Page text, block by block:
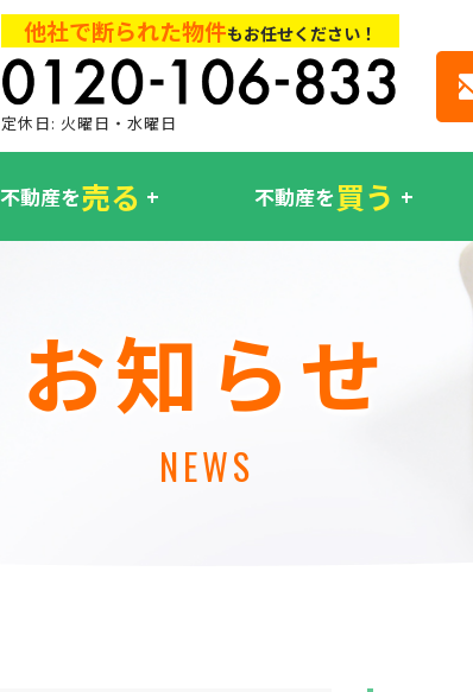
他社で断られた物件もお任せください！
定休日: 火曜日・水曜日
不動産を売る 不動産を買う
お知らせ
NEWS